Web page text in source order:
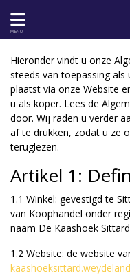
MENU
Hieronder vindt u onze
steeds van toepassing
plaatst via onze Website
u als koper. Lees de
door. Wij raden u verder
af te drukken, zodat u ze
teruglezen.
Artikel 1:
1.1 Winkel: gevestigd te
van Koophandel onder
naam De Kaashoek
1.2 Website: de website